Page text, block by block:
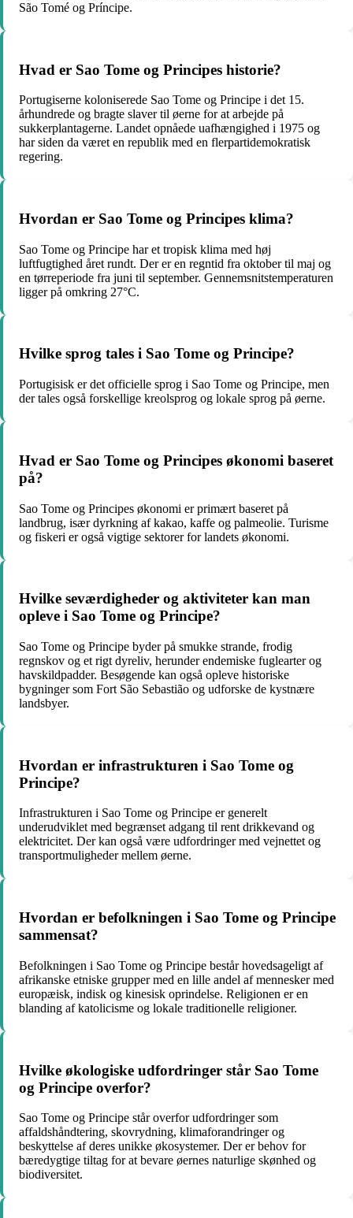
São Tomé og Príncipe.
Hvad er Sao Tome og Principes historie?
Portugiserne koloniserede Sao Tome og Principe i det 15.
århundrede og bragte slaver til øerne for at arbejde på
sukkerplantagerne. Landet opnåede uafhængighed i 1975 og
har siden da været en republik med en flerpartidemokratisk
regering.
Hvordan er Sao Tome og Principes klima?
Sao Tome og Principe har et tropisk klima med høj
luftfugtighed året rundt. Der er en regntid fra oktober til maj og
en tørreperiode fra juni til september. Gennemsnitstemperaturen
ligger på omkring 27°C.
Hvilke sprog tales i Sao Tome og Principe?
Portugisisk er det officielle sprog i Sao Tome og Principe, men
der tales også forskellige kreolsprog og lokale sprog på øerne.
Hvad er Sao Tome og Principes økonomi baseret
på?
Sao Tome og Principes økonomi er primært baseret på
landbrug, især dyrkning af kakao, kaffe og palmeolie. Turisme
og fiskeri er også vigtige sektorer for landets økonomi.
Hvilke seværdigheder og aktiviteter kan man
opleve i Sao Tome og Principe?
Sao Tome og Principe byder på smukke strande, frodig
regnskov og et rigt dyreliv, herunder endemiske fuglearter og
havskildpadder. Besøgende kan også opleve historiske
bygninger som Fort São Sebastião og udforske de kystnære
landsbyer.
Hvordan er infrastrukturen i Sao Tome og
Principe?
Infrastrukturen i Sao Tome og Principe er generelt
underudviklet med begrænset adgang til rent drikkevand og
elektricitet. Der kan også være udfordringer med vejnettet og
transportmuligheder mellem øerne.
Hvordan er befolkningen i Sao Tome og Principe
sammensat?
Befolkningen i Sao Tome og Principe består hovedsageligt af
afrikanske etniske grupper med en lille andel af mennesker med
europæisk, indisk og kinesisk oprindelse. Religionen er en
blanding af katolicisme og lokale traditionelle religioner.
Hvilke økologiske udfordringer står Sao Tome
og Principe overfor?
Sao Tome og Principe står overfor udfordringer som
affaldshåndtering, skovrydning, klimaforandringer og
beskyttelse af deres unikke økosystemer. Der er behov for
bæredygtige tiltag for at bevare øernes naturlige skønhed og
biodiversitet.